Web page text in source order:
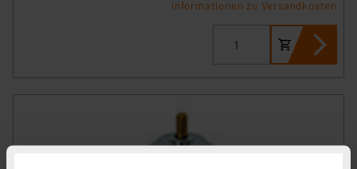
Informationen zu Versandkosten